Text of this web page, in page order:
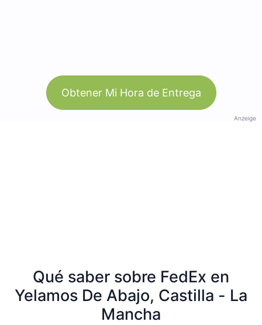
Obtener Mi Hora de Entrega
Anzeige
Qué saber sobre FedEx en
Yelamos De Abajo, Castilla - La
Mancha